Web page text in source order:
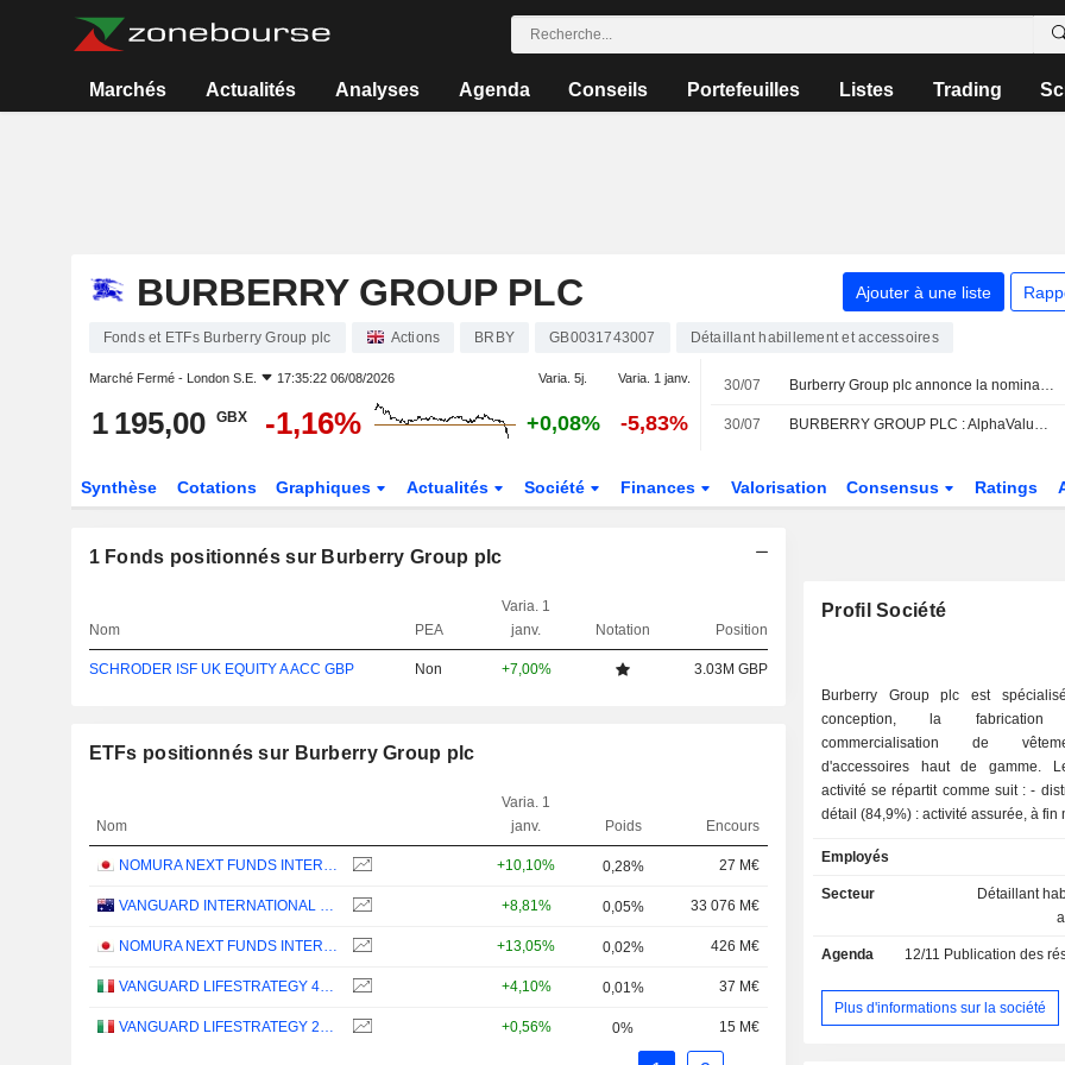
Marchés Actualités Analyses Agenda Conseils Portefeuilles Listes Trading
BURBERRY GROUP PLC Ajouter à une liste
Fonds et ETFs Burberry Group plc Actions BRBY GB0031743007 Détaillant habillement et accessoires
Marché Fermé - London S.E. 17:35:22 06/08/2026 Varia. 5j. Varia. 1 janv.
1 195,00 GBX -1,16% +0,08% -5,83%
30/07 Burberry Group plc annonce la nomination d'Alexander Lacik au conseil d'administration en tant qu'administrateur non exécutif indépendant et membre du comité des nominations, avec effet au 1er septembre 2026
30/07 BURBERRY GROUP PLC : AlphaValue/Baader Europe reste à l'achat
Synthèse Cotations Graphiques Actualités Société Finances Valorisation Consensus Ratings
1Fonds positionnés sur Burberry Group plc
Nom PEA
Varia. 1
janv.
Notation Position
SCHRODER ISF UK EQUITY A ACC GBP Non +7,00% 3.03M GBP
ETFs positionnés sur Burberry Group plc
Nom
Varia. 1
janv.
Poids Encours
NOMURA NEXT FUNDS INTERNATIONAL EQUITY MSCI-KOKUSAI (YEN-HEDGED) ETF - JPY +10,10% 0,28% 27 M€
VANGUARD INTERNATIONAL EQUITY INDEX FUNDS - VANGUARD FTSE ALL-WORLD EX-US ETF +8,81% 0,05% 33 076 M€
NOMURA NEXT FUNDS INTERNATIONAL EQUITY MSCI-KOKUSAI (UNHEDGED) ETF - JPY +13,05% 0,02% 426 M€
VANGUARD LIFESTRATEGY 40% EQUITY UCITS ETF - DISTRIBUTING - EUR +4,10% 0,01% 37 M€
VANGUARD LIFESTRATEGY 20% EQUITY UCITS ETF - DISTRIBUTING - EUR +0,56% 0% 15 M€
Profil Société
Burberry Group plc est
conception, la
commercialisation de
d'accessoires haut de gamme.
activité se répartit comme suit : - distribution au
détail (84,9%) : activité assurée, à fin
entre magasins détenus en
enseigne Burberry), magasins sous
(134), magasins franchisés (27) et
licence (2,6%). Le CA (hors vente sous licence)
accessoires (35,4%), vêtements
(30,9%), vêtements pour hommes
Employés
Secteur
Détaillant
Agenda 12/11 Publication des résultats
Plus d'informations sur la société